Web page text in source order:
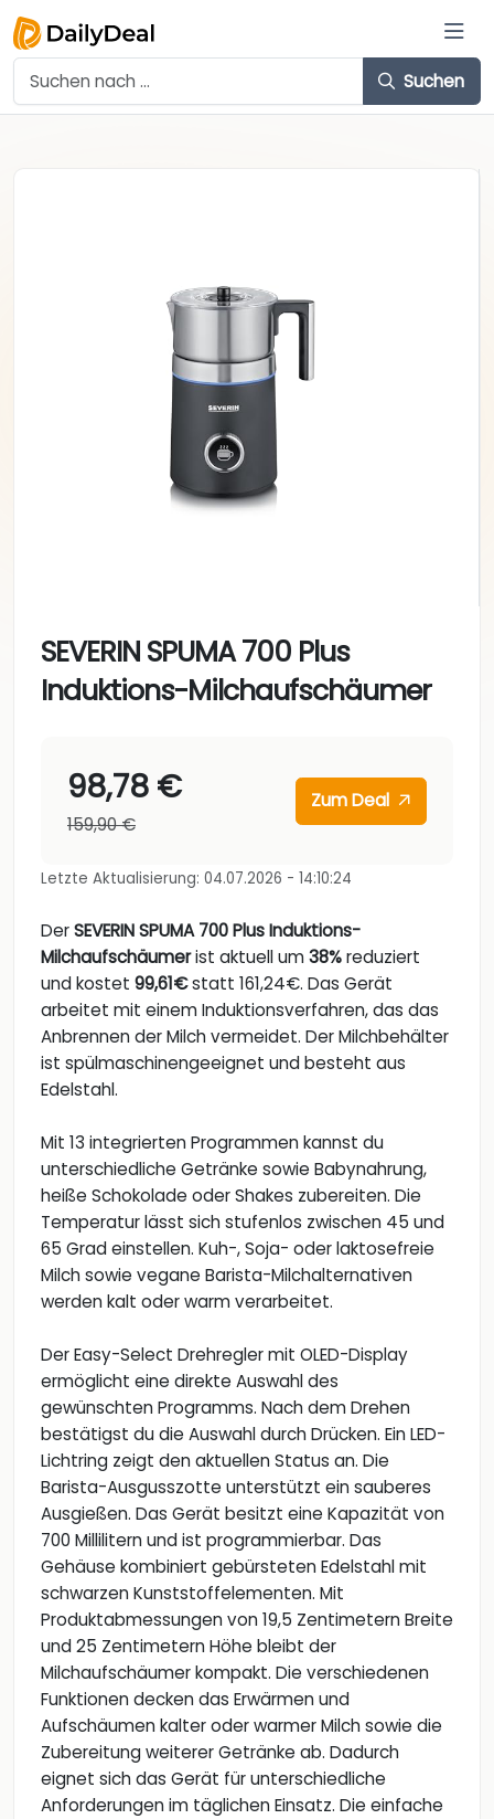
Suchen
SEVERIN SPUMA 700 Plus
Induktions-Milchaufschäumer
98,78 €
159,90 €
Zum Deal
Letzte Aktualisierung: 04.07.2026 - 14:10:24
DerSEVERIN SPUMA 700 Plus Induktions-
Milchaufschäumerist aktuell um38%reduziert
und kostet 99,61€statt 161,24€. Das Gerät
arbeitet mit einem Induktionsverfahren, das das
Anbrennen der Milch vermeidet. Der Milchbehälter
ist spülmaschinengeeignet und besteht aus
Edelstahl.
Mit 13 integrierten Programmen kannst du
unterschiedliche Getränke sowie Babynahrung,
heiße Schokolade oder Shakes zubereiten. Die
Temperatur lässt sich stufenlos zwischen 45 und
65 Grad einstellen. Kuh-, Soja- oder laktosefreie
Milch sowie vegane Barista-Milchalternativen
werden kalt oder warm verarbeitet.
Der Easy-Select Drehregler mit OLED-Display
ermöglicht eine direkte Auswahl des
gewünschten Programms. Nach dem Drehen
bestätigst du die Auswahl durch Drücken. Ein LED-
Lichtring zeigt den aktuellen Status an. Die
Barista-Ausgusszotte unterstützt ein sauberes
Ausgießen. Das Gerät besitzt eine Kapazität von
700 Millilitern und ist programmierbar. Das
Gehäuse kombiniert gebürsteten Edelstahl mit
schwarzen Kunststoffelementen. Mit
Produktabmessungen von 19,5 Zentimetern Breite
und 25 Zentimetern Höhe bleibt der
Milchaufschäumer kompakt. Die verschiedenen
Funktionen decken das Erwärmen und
Aufschäumen kalter oder warmer Milch sowie die
Zubereitung weiterer Getränke ab. Dadurch
eignet sich das Gerät für unterschiedliche
Anforderungen im täglichen Einsatz. Die einfache